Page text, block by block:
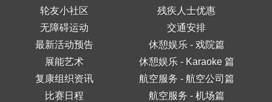
轮友小社区
无障碍运动
最新活动预告
展能艺术
复康组织资讯
比赛日程
残疾人士优惠
交通安排
休憩娱乐 - 戏院篇
休憩娱乐 - Karaoke 篇
航空服务 - 航空公司篇
航空服务 - 机场篇